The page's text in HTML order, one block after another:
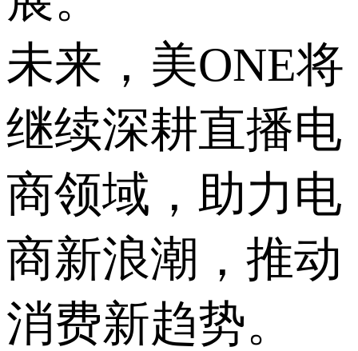
未来，美ONE将
继续深耕直播电
商领域，助力电
商新浪潮，推动
消费新趋势。